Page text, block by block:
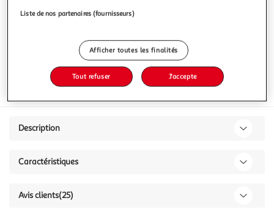
Afficher le prix
Description
Caractéristiques
Avis clients(25)
Liste de nos partenaires (fournisseurs)
Afficher toutes les finalités
Tout refuser J'accepte